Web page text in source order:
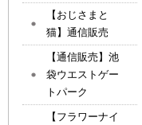
【おじさまと
猫】通信販売
【通信販売】池
袋ウエストゲー
トパーク
【フラワーナイ